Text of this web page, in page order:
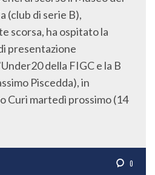
scorso il Museo del
(club di serie B),
scorsa, ha ospitato la
presentazione
della FIGC e la B
Piscedda), in
Curi martedì prossimo (14